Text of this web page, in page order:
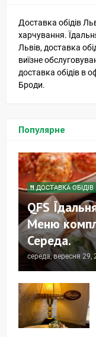
Доставка обідів
харчування.
Львів, доставка
виїзне
доставка обідів в
Броди.
Популярне
ДОСТАВКА ОБІДІВ
QFS
Меню
Середа.
середа, вересня 29,